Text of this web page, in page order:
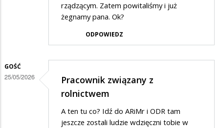
rządzącym. Zatem powitaliśmy i już
żegnamy pana. Ok?
ODPOWIEDZ
GOŚĆ
25/05/2026
Pracownik związany z
rolnictwem
A ten tu co? Idź do ARiMr i ODR tam
jeszcze zostali ludzie wdzięczni tobie w